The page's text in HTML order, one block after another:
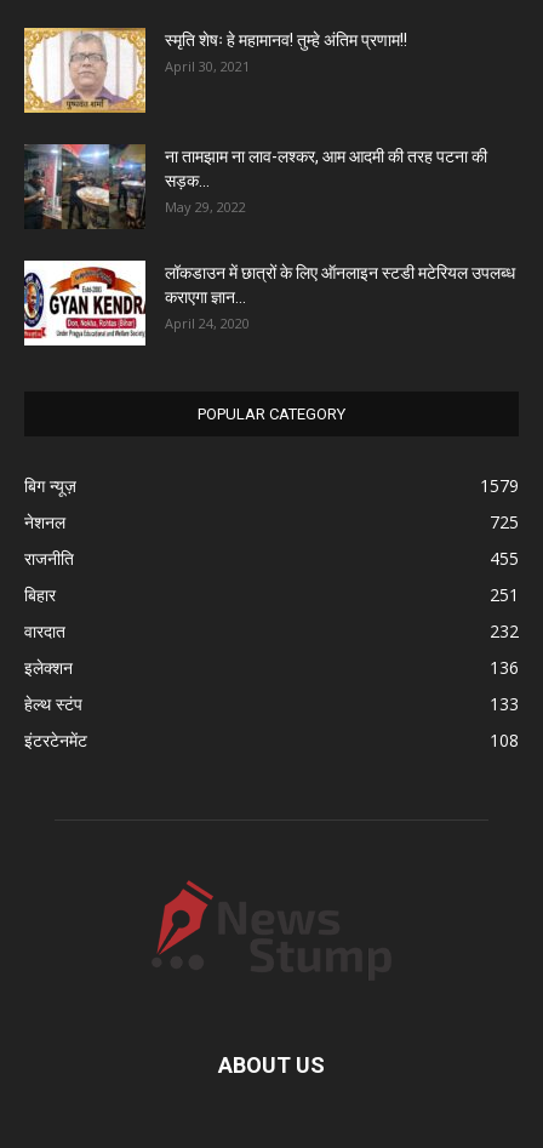
स्मृति शेषः हे महामानव! तुम्हे अंतिम प्रणाम!!
April 30, 2021
ना तामझाम ना लाव-लश्कर, आम आदमी की तरह पटना की
सड़क...
May 29, 2022
लॉकडाउन में छात्रों के लिए ऑनलाइन स्टडी मटेरियल उपलब्ध
कराएगा ज्ञान...
April 24, 2020
POPULAR CATEGORY
बिग न्यूज़
1579
नेशनल
725
राजनीति
455
बिहार
251
वारदात
232
इलेक्शन
136
हेल्थ स्टंप
133
इंटरटेनमेंट
108
ABOUT US